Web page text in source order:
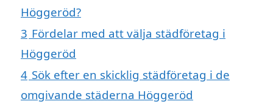
Höggeröd?
3 Fördelar med att välja städföretag i
Höggeröd
4 Sök efter en skicklig städföretag i de
omgivande städerna Höggeröd